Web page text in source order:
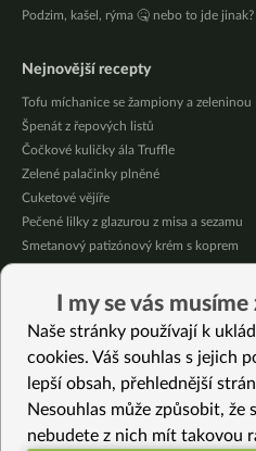
Podzim, kašel, rýma 🤒 nebo to jde jinak?
Nejnovější recepty
Tofu míchanice se žampiony a zeleninou
Špenát z řepových listů
Čočkové kuličky ála Truffle
Zelené palačinky plněné
Cuketové vějíře
Pečené lilky z glazurou z misa a sezamu
Smetanový patizónový krém s koprem
Pikantní mexická kukuřice se “sýrovou”
Citrónové jablečné muffiny se sójovou
Jarní pohankový kuba
Online vaření 2 – Mungo polévka,
tempura a presovaná zelenina
I my se vás
Naše stránky používají k
cookies. Váš souhlas s jejich
lepší obsah, přehlednější
Nesouhlas může způsobit, že
nebudete z nich mít takovou